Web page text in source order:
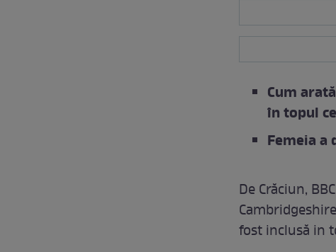
Cum
în topul
Femeia
De Crăciun,
fost inclusă in